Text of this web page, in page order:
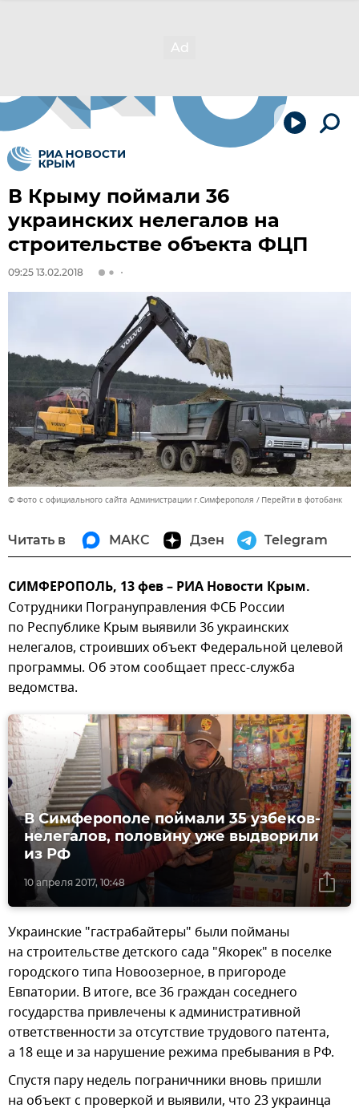
В Крыму поймали 36
украинских нелегалов на
строительстве объекта ФЦП
09:25 13.02.2018
© Фото с официального сайта Администрации г.Симферополя Перейти в фотобанк
Читать в МАКС Дзен Telegram
СИМФЕРОПОЛЬ, 13 фев – РИА Новости Крым.
Сотрудники Погрануправления ФСБ России
по Республике Крым выявили 36 украинских
нелегалов, строивших объект Федеральной целевой
программы. Об этом сообщает пресс-служба
ведомства.
10 апреля 2017, 10:48
В Симферополе поймали 35 узбеков-
нелегалов, половину уже выдворили
из РФ
Украинские "гастрабайтеры" были пойманы
на строительстве детского сада "Якорек" в поселке
городского типа Новоозерное, в пригороде
Евпатории. В итоге, все 36 граждан соседнего
государства привлечены к административной
ответственности за отсутствие трудового патента,
а 18 еще и за нарушение режима пребывания в РФ.
Спустя пару недель пограничники вновь пришли
на объект с проверкой и выявили, что 23 украинца